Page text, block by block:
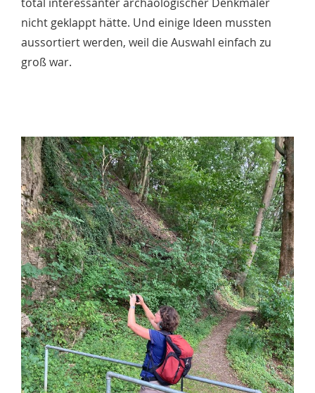
nicht geklappt hätte. Und einige Ideen mussten
aussortiert werden, weil die Auswahl einfach zu
groß war.